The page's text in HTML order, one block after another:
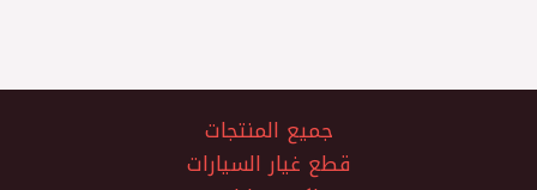
جميع المنتجات
قطع غيار السيارات